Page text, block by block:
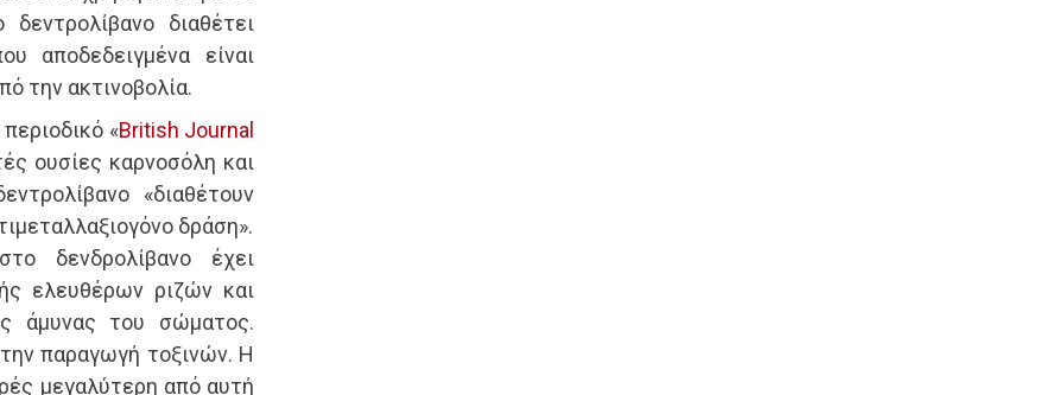
διαθέτει
αποδεδειγμένα είναι
την ακτινοβολία.
«British Journal
ουσίες καρνοσόλη και
«διαθέτουν
δράση».
δενδρολίβανο έχει
ελευθέρων ριζών και
άμυνας του σώματος.
παραγωγή τοξινών. Η
μεγαλύτερη από αυτή